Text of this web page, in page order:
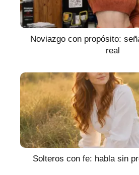
Noviazgo con propósito:
real
Solteros con fe: habla sin